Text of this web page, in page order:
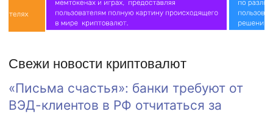
Свежи новости криптовалют
«Письма счастья»: банки требуют от
ВЭД-клиентов в РФ отчитаться за